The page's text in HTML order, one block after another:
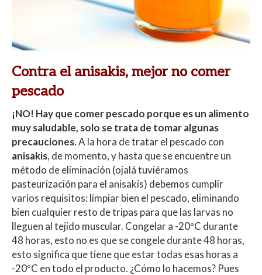
Contra el anisakis, mejor no comer
pescado
¡NO! Hay que comer pescado porque es un alimento
muy saludable, solo se trata de tomar algunas
precauciones.A la hora de tratar el pescado con
anisakis, de momento, y hasta que se encuentre un
método de eliminación (ojalá tuviéramos
pasteurización para el anisakis) debemos cumplir
varios requisitos: limpiar bien el pescado, eliminando
bien cualquier resto de tripas para que las larvas no
lleguen al tejido muscular. Congelar a -20ºC durante
48 horas, esto no es que se congele durante 48 horas,
esto significa que tiene que estar todas esas horas a
-20ºC en todo el producto. ¿Cómo lo hacemos? Pues